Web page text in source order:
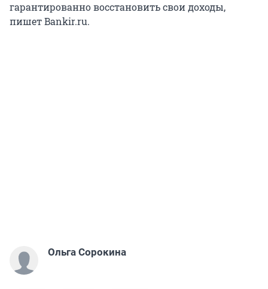
гарантированно восстановить свои доходы,
пишет Bankir.ru.
Ольга Сорокина